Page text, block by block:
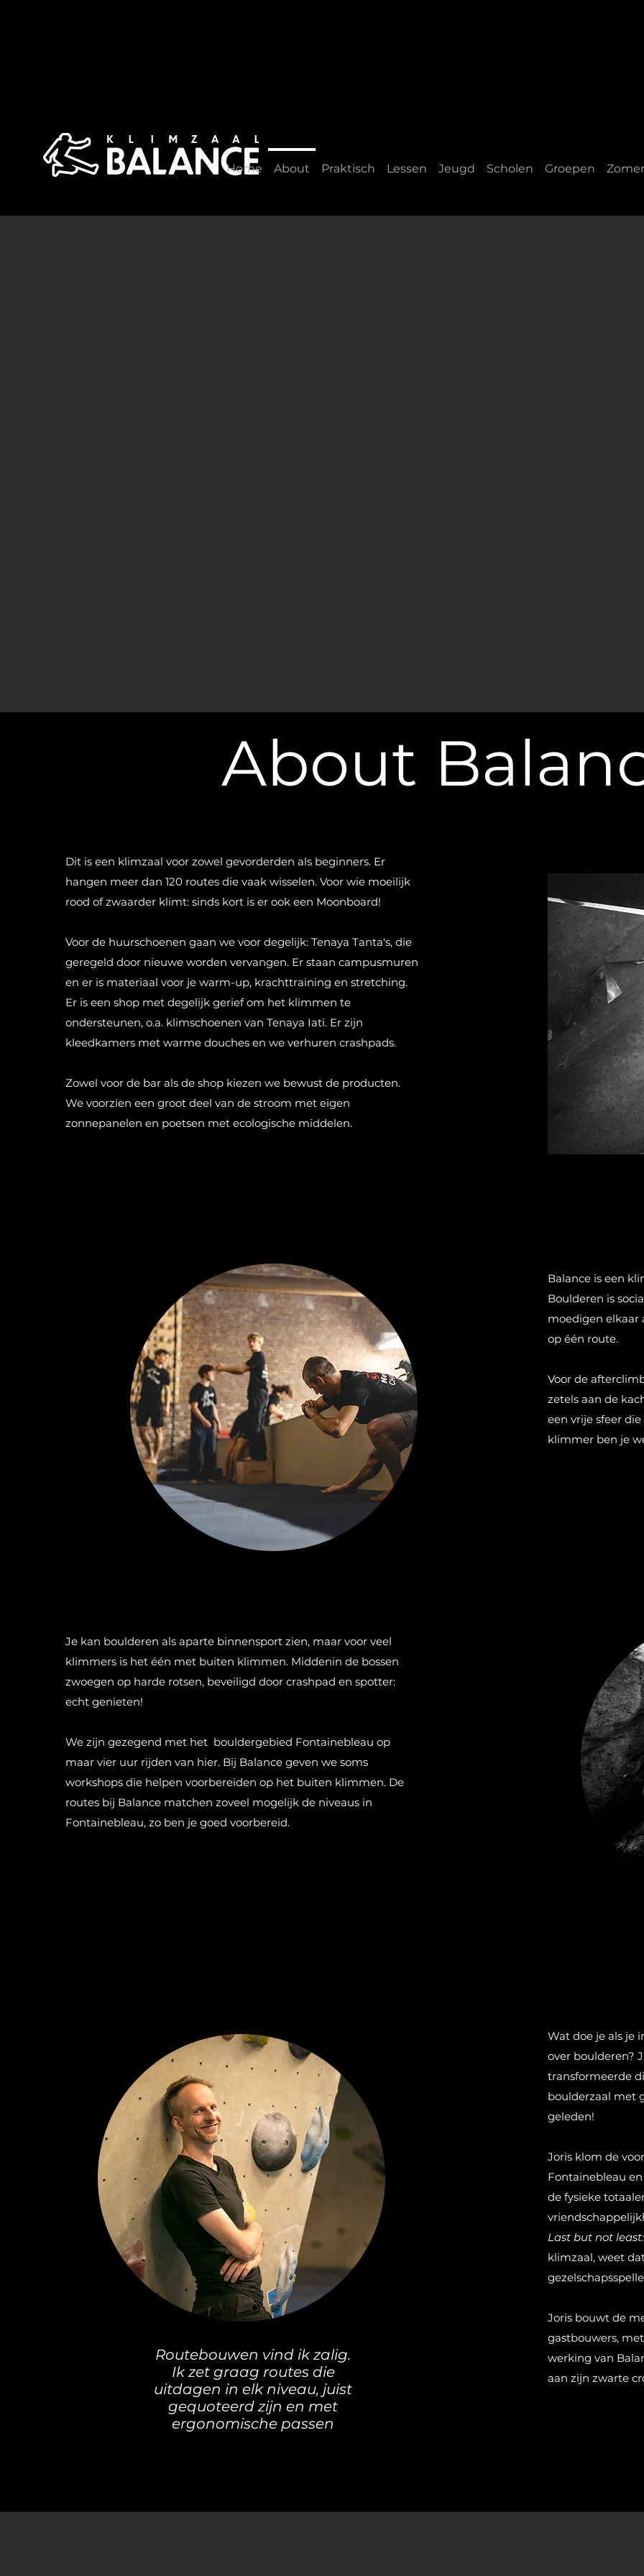
Home About Praktisch Lessen Jeugd Scholen Groepen
About
Dit is een klimzaal voor zowel gevorderden als beginners. Er
hangen meer dan 120 routes die vaak wisselen. Voor wie moeilijk
rood of zwaarder klimt: sinds kort is er ook een Moonboard!
Voor de huurschoenen gaan we voor degelijk: Tenaya Tanta's, die
geregeld door nieuwe worden vervangen. Er staan campusmuren
en er is materiaal voor je warm-up, krachttraining en stretching.
Er is een shop met degelijk gerief om het klimmen te
ondersteunen, o.a. klimschoenen van Tenaya Iati. Er zijn
kleedkamers met warme douches en we verhuren crashpads.
Zowel voor de bar als de shop kiezen we bewust de producten.
We voorzien een groot deel van de stroom met eigen
zonnepanelen en poetsen met ecologische middelen.
Balance is een
Boulderen is
moedigen elkaar
op één route.
Voor de
zetels aan de
een vrije sfeer
klimmer ben je
Je kan boulderen als aparte binnensport zien, maar voor veel
klimmers is het één met buiten klimmen. Middenin de bossen
zwoegen op harde rotsen, beveiligd door crashpad en spotter:
echt genieten!
We zijn gezegend met het bouldergebied Fontainebleau op
maar vier uur rijden van hier. Bij Balance geven we soms
workshops die helpen voorbereiden op het buiten klimmen. De
routes bij Balance matchen zoveel mogelijk de niveaus in
Fontainebleau, zo ben je goed voorbereid.
Routebouwen vind ik zalig.
Ik zet graag routes die
uitdagen in elk niveau, juist
gequoteerd zijn en met
ergonomische passen
Wat doe je als je
over boulderen?
transformeerde
boulderzaal met
geleden!
Joris klom de
Fontainebleau
de fysieke
Last but not least:
klimzaal, weet
Joris bouwt de
gastbouwers,
werking van
aan zijn zwarte